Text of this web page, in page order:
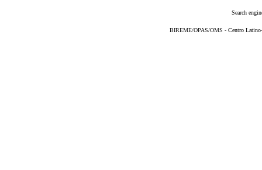
Search
BIREME/OPAS/OMS - Centro Latino-